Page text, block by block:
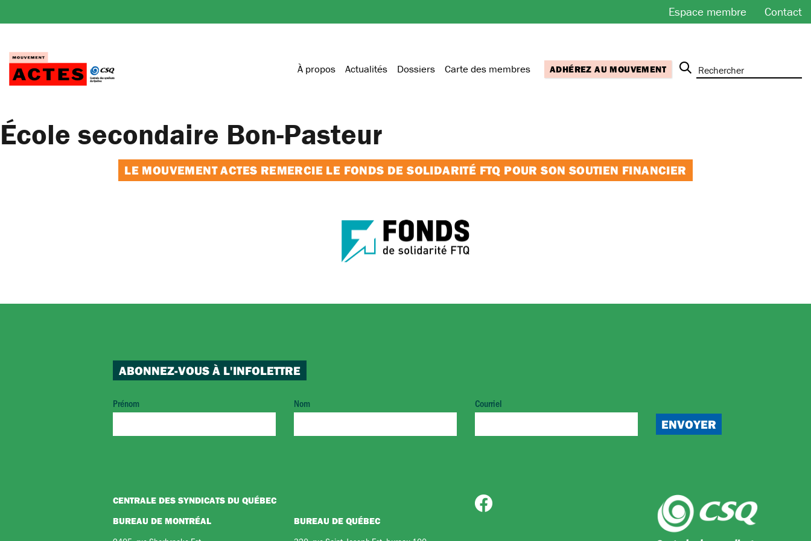
au
Espace membre Contact
À propos Actualités Dossiers Carte des membres ADHÉREZ AU MOUVEMENT
École secondaire Bon-Pasteur
LE MOUVEMENT ACTES REMERCIE LE FONDS DE SOLIDARITÉ FTQ POUR SON SOUTIEN FINANCIER
ABONNEZ-VOUS À L'INFOLETTRE
Prénom Nom Courriel
CENTRALE DES SYNDICATS DU QUÉBEC
BUREAU DE MONTRÉAL
BUREAU DE QUÉBEC